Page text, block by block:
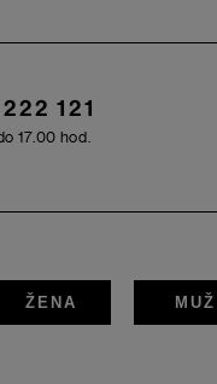
121
17.00 hod.
ŽENA MUŽ